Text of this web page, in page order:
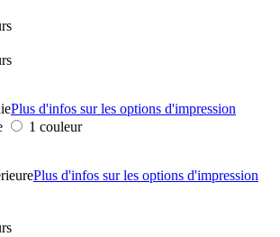
Plus d'infos sur les options d'impression
1 couleur
Plus d'infos sur les options d'impression